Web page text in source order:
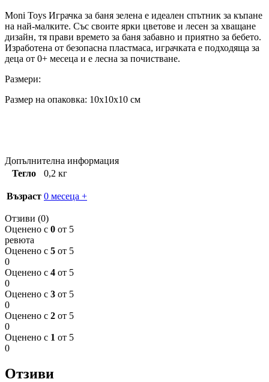
Moni Toys Играчка за баня зелена е идеален спътник за къпане
на най-малките. Със своите ярки цветове и лесен за хващане
дизайн, тя прави времето за баня забавно и приятно за бебето.
Изработена от безопасна пластмаса, играчката е подходяща за
деца от 0+ месеца и е лесна за почистване.
Размери:
Размер на опаковка: 10x10x10 см
Допълнителна информация
Тегло
0,2 кг
Възраст 0 месеца +
Отзиви (0)
Оценено с 0 от 5
ревюта
Оценено с 5 от 5
0
Оценено с 4 от 5
0
Оценено с 3 от 5
0
Оценено с 2 от 5
0
Оценено с 1 от 5
0
Отзиви